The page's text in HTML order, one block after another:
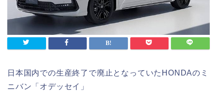
日本国内での生産終了で廃止となっていたHONDAのミ
ニバン「オデッセイ」